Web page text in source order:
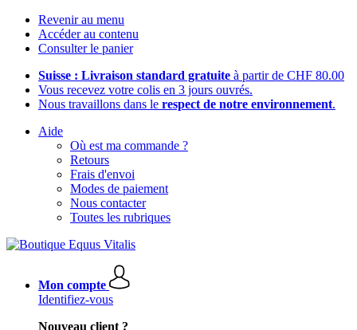
Revenir au menu
Accéder au contenu
Consulter le panier
Suisse : Livraison standard gratuite à partir de CHF 80.00
Vous recevez votre colis en 3 jours ouvrés.
Nous travaillons dans le respect de notre environnement.
Aide
Où est ma commande ?
Retours
Frais d'envoi
Modes de paiement
Nous contacter
Toutes les rubriques
Mon compte
Identifiez-vous
Nouveau client ?